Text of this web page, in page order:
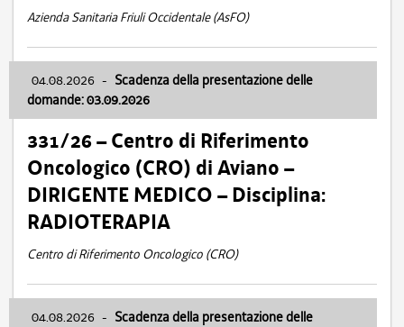
Azienda Sanitaria Friuli Occidentale (AsFO)
04.08.2026 - Scadenza della presentazione delle
domande: 03.09.2026
331/26 – Centro di Riferimento
Oncologico (CRO) di Aviano –
DIRIGENTE MEDICO – Disciplina:
RADIOTERAPIA
Centro di Riferimento Oncologico (CRO)
04.08.2026 - Scadenza della presentazione delle